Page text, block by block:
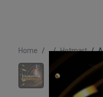
Home Hotmart